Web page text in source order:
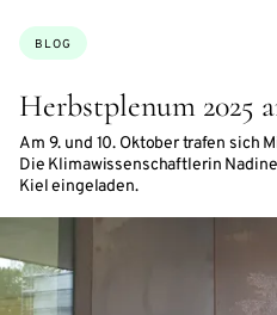
Herbstplenum 2025
Am 9. und 10. Oktober trafen sich
Die Klimawissenschaftlerin
Kiel eingeladen.
Themen:
BLOG